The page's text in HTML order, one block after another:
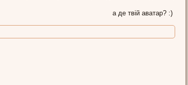
а де твій аватар? :)